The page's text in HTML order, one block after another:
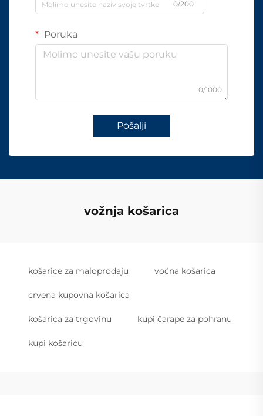
0/200
Poruka
0/1000
Pošalji
vožnja košarica
košarice za maloprodaju voćna košarica
crvena kupovna košarica
košarica za trgovinu kupi čarape za pohranu
kupi košaricu